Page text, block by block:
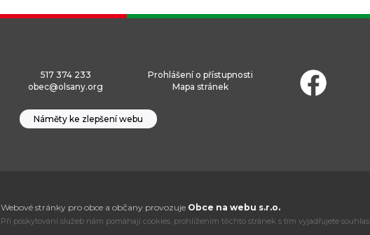
517 374 233
obec@olsany.org
Prohlášení o přístupnosti
Mapa stránek
Náměty ke zlepšení webu
Webové stránky pro obce a občany provozuje Obce na webu s.r.o.
Při poskytování služeb nám pomáhají cookies, prohlížením těchto stránek s tím vyjadřujete souhlas.